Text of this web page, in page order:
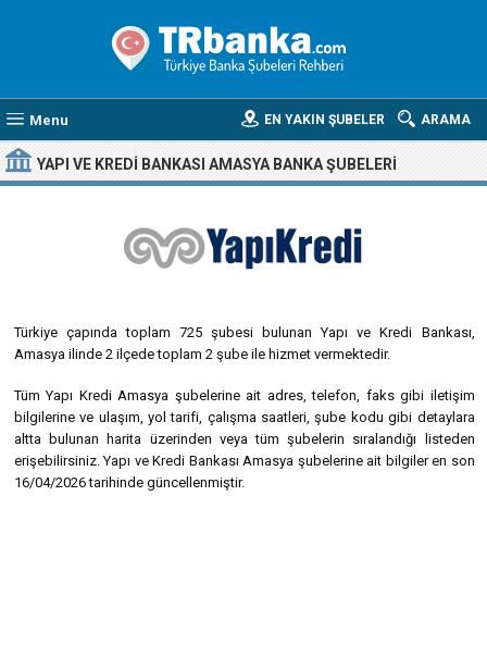
Menu ARAMA
EN YAKIN ŞUBELER
YAPI VE KREDI BANKASI AMASYA BANKA ŞUBELERI
Türkiye çapında toplam 725 şubesi bulunan Yapı ve Kredi Bankası,
Amasya ilinde 2 ilçede toplam 2 şube ile hizmet vermektedir.
Tüm Yapı Kredi Amasya şubelerine ait adres, telefon, faks gibi iletişim
bilgilerine ve ulaşım, yol tarifi, çalışma saatleri, şube kodu gibi detaylara
altta bulunan harita üzerinden veya tüm şubelerin sıralandığı listeden
erişebilirsiniz. Yapı ve Kredi Bankası Amasya şubelerine ait bilgiler en son
16/04/2026 tarihinde güncellenmiştir.